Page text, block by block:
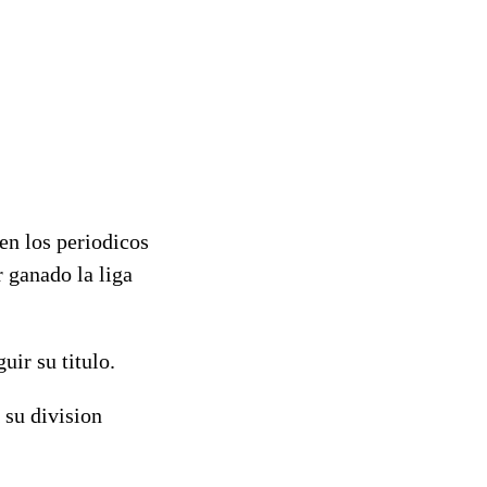
los periodicos
ganado la liga
su titulo.
su division